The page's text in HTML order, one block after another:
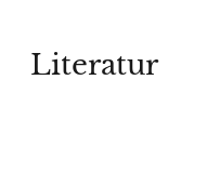
Literatur